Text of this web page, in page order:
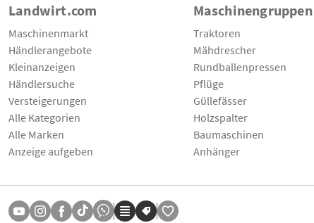
Landwirt.com
Maschinenmarkt
Händlerangebote
Kleinanzeigen
Händlersuche
Versteigerungen
Alle Kategorien
Alle Marken
Anzeige aufgeben
Maschinengruppen
Traktoren
Mähdrescher
Rundballenpressen
Pflüge
Güllefässer
Holzspalter
Baumaschinen
Anhänger